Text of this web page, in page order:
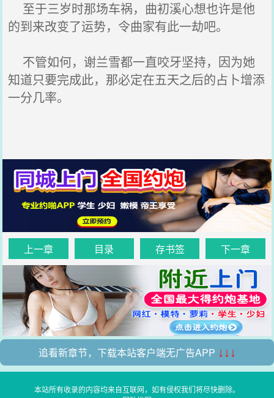
至于三岁时那场车祸，曲初溪心想也许是他
的到来改变了运势，令曲家有此一劫吧。
不管如何，谢兰雪都一直咬牙坚持，因为她
知道只要完成此，那必定在五天之后的占卜增添
一分几率。
上一章 目录 存书签 下一章
追看新章节，下载本站客户端无广告APP ↓↓↓
本站所有收录的内容均来自互联网，如有侵权我们将尽快删除。